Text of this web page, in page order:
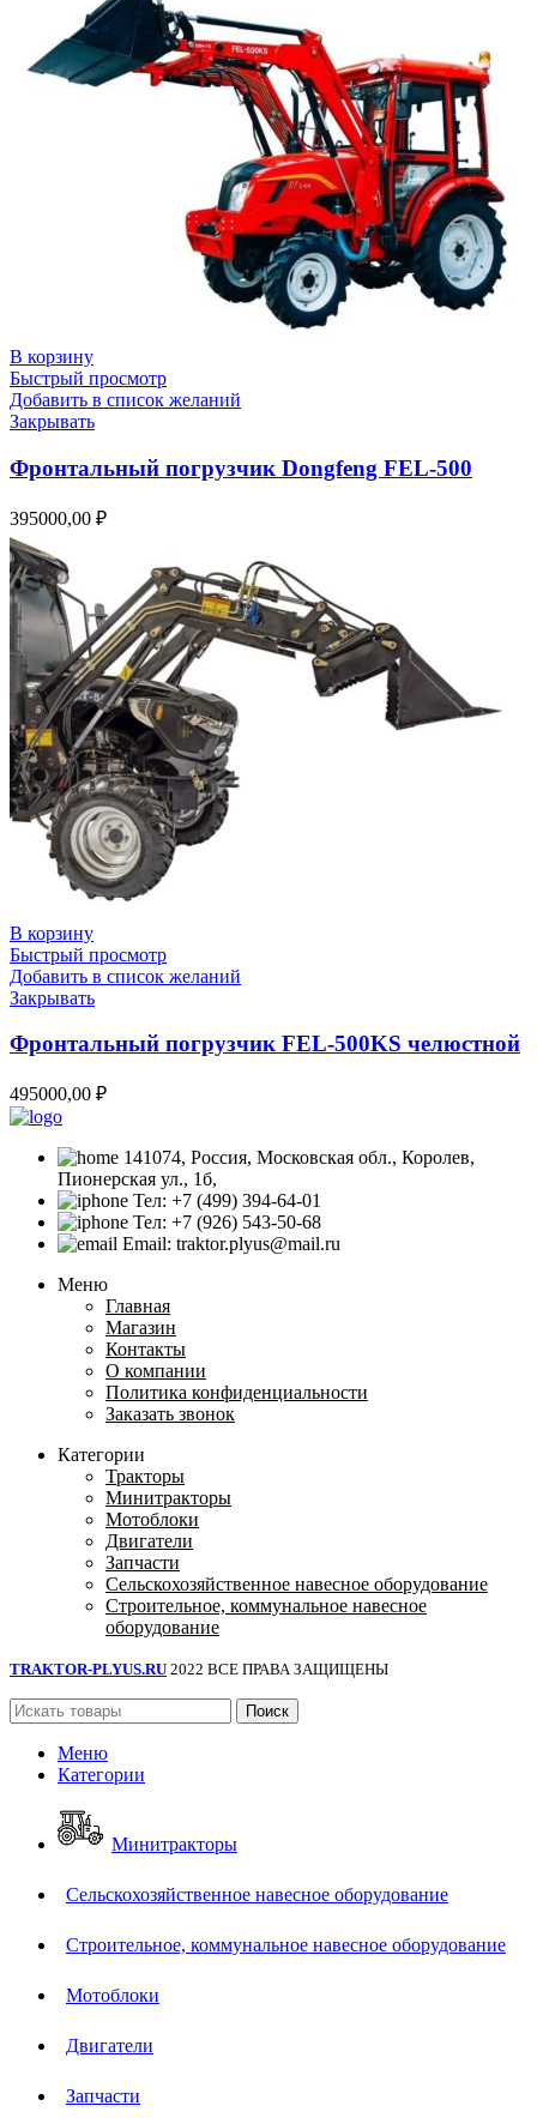
В корзину
Быстрый просмотр
Добавить в список желаний
Закрывать
Фронтальный погрузчик Dongfeng FEL-500
395000,00 ₽
В корзину
Быстрый просмотр
Добавить в список желаний
Закрывать
Фронтальный погрузчик FEL-500KS челюстной
495000,00 ₽
141074, Россия, Московская обл., Королев,
Пионерская ул., 1б,
Тел: +7 (499) 394-64-01
Тел: +7 (926) 543-50-68
Email: traktor.plyus@mail.ru
Меню
Главная
Магазин
Контакты
О компании
Политика конфиденциальности
Заказать звонок
Категории
Тракторы
Минитракторы
Мотоблоки
Двигатели
Запчасти
Сельскохозяйственное навесное оборудование
Строительное, коммунальное навесное
оборудование
TRAKTOR-PLYUS.RU 2022 ВСЕ ПРАВА ЗАЩИЩЕНЫ
Поиск
Меню
Категории
Минитракторы
Сельскохозяйственное навесное оборудование
Строительное, коммунальное навесное оборудование
Мотоблоки
Двигатели
Запчасти